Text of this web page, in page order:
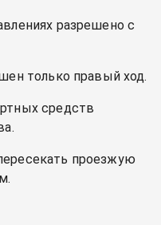
разрешено с
только правый ход.
средств
проезжую